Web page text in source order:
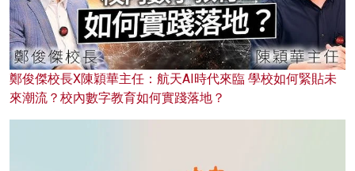
鄭俊傑校長X陳穎華主任：航天AI時代來臨 學校如何緊貼未
來潮流？校內數字教育如何實踐落地？